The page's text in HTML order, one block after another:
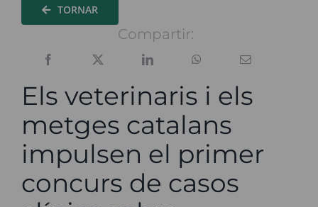
TORNAR
Compartir:
Els veterinaris i els
metges catalans
impulsen el primer
concurs de casos